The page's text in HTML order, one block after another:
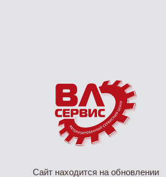
Сайт находится на обновлении